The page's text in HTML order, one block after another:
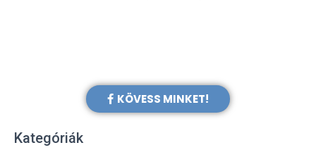
KÖVESS MINKET!
Kategóriák